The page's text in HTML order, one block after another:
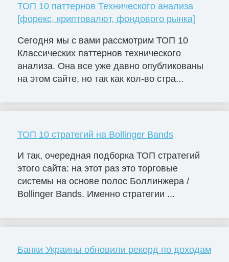
ТОП 10 паттернов Технического анализа
[форекс, криптовалют, фондового рынка]
Сегодня мы с вами рассмотрим ТОП 10
Классических паттернов технического
анализа. Она все уже давно опубликованы
на этом сайте, но так как кол-во стра...
ТОП 10 стратегий на Bollinger Bands
И так, очередная подборка ТОП стратегий
этого сайта: на этот раз это торговые
системы на основе полос Боллинжера /
Bollinger Bands. Именно стратегии ...
Банки Украины обновили рекорд по доходам